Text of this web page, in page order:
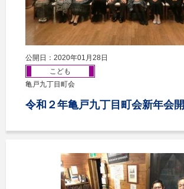
公開日：2020年01月28日
こども
亀戸九丁目町会
令和２年亀戸九丁目町会新年会